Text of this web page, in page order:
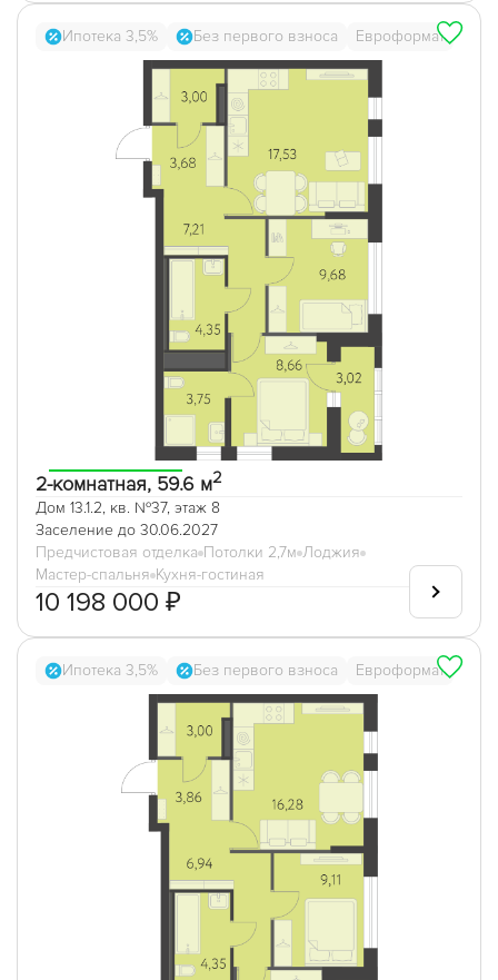
Ипотека 3,5% Без первого взноса Евроформат
2-комнатная, 59.6 м2
Дом 13.1.2, кв. №37, этаж 8
Заселение до 30.06.2027
Предчистовая отделка Потолки 2,7м Лоджия
Мастер-спальня Кухня-гостиная
10 198 000 ₽
Ипотека 3,5% Без первого взноса Евроформат